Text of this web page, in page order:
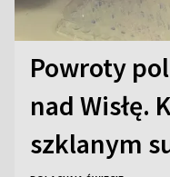
Powroty
nad Wisłę.
szklanym